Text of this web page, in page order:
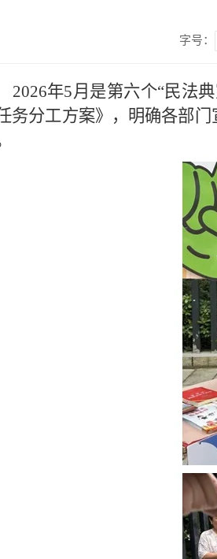
字号：
2026年5月是第六个“民法
务分工方案》，明确各部